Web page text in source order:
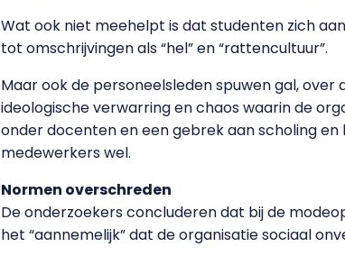
Wat ook niet meehelpt is dat studenten zich
tot omschrijvingen als “hel” en “rattencultuur”.
Maar ook de personeelsleden spuwen gal,
ideologische verwarring en chaos waarin de
onder docenten en een gebrek aan scholing
medewerkers wel.
Normen overschreden
De onderzoekers concluderen dat bij de
het “aannemelijk” dat de organisatie sociaal